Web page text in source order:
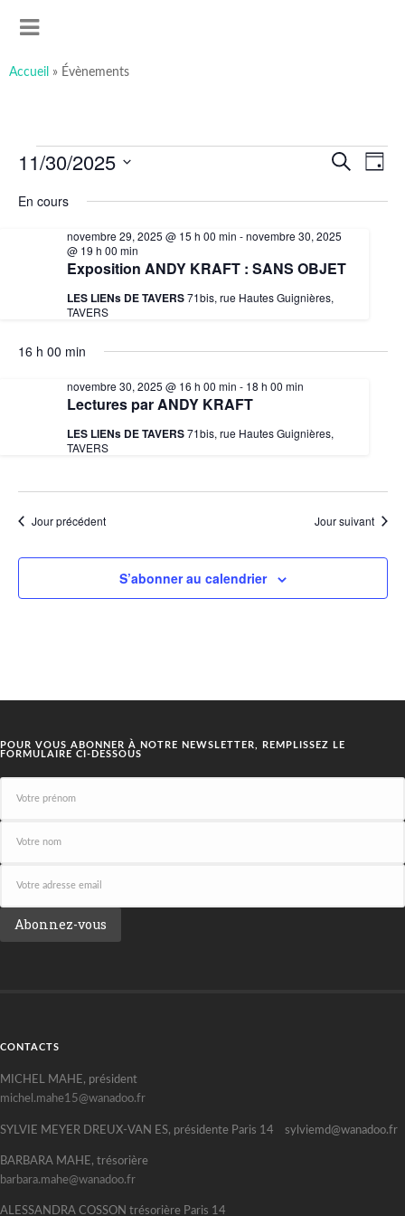
contenuart-sous-x
Association ayant pour but de favoriser et promouvoir la
Accueil » Évènements
for
2025
Recherche
et
vues
Recherche
de
Jour
11/30/2025
une
date.
En cours
Exposition ANDY KRAFT : SANS OBJET
novembre 29, 2025 @ 15 h 00 min -novembre 30, 2025
@ 19 h 00 min
LES LIENs DE TAVERS71bis, rue Hautes Guignières,
TAVERS
16 h 00 min
Lectures par ANDY KRAFT
novembre 30, 2025 @ 16 h 00 min - 18 h 00 min
LES LIENs DE TAVERS71bis, rue Hautes Guignières,
TAVERS
Jour précédent Jour suivant
S’abonner au calendrier
POUR VOUS ABONNER À NOTRE NEWSLETTER, REMPLISSEZ LE
FORMULAIRE CI-DESSOUS
CONTACTS
MICHEL MAHE, président
michel.mahe15@wanadoo.fr
SYLVIE MEYER DREUX-VAN ES, présidente Paris 14 sylviemd@wanadoo.fr
BARBARA MAHE, trésorière
barbara.mahe@wanadoo.fr
ALESSANDRA COSSON trésorière Paris 14